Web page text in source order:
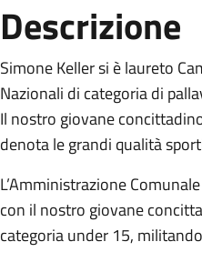
Descrizione
Simone Keller si è laureto
Nazionali di categoria di
Il nostro giovane
denota le grandi qualità
L’Amministrazione
con il nostro giovane
categoria under 15,